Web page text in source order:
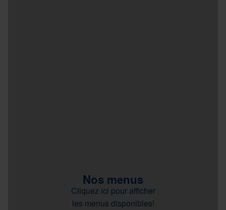
Nos menus
Cliquez ici pour afficher
les menus disponibles!